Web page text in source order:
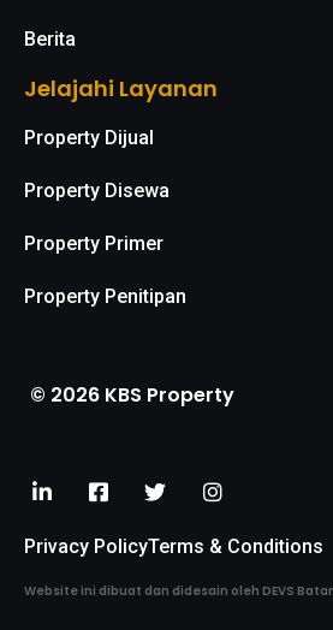
Berita
Jelajahi Layanan
Property Dijual
Property Disewa
Property Primer
Property Penitipan
© 2026 KBS Property
Privacy PolicyTerms & Conditions
Website ini dibuat dan didesain oleh DEVS